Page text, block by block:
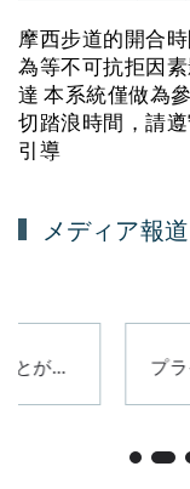
摩西步道的開合
為等不可抗拒因
達 本系統僅做為
切踏浪時間，請
引導
メディア報道